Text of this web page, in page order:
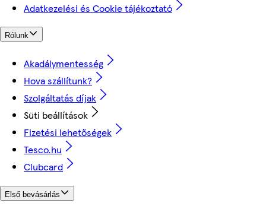
Adatkezelési és Cookie tájékoztató
Rólunk
Akadálymentesség
Hova szállítunk?
Szolgáltatás díjak
Süti beállítások
Fizetési lehetőségek
Tesco.hu
Clubcard
Első bevásárlás